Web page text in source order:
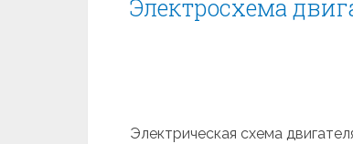
Электросхема
Электрическая схема